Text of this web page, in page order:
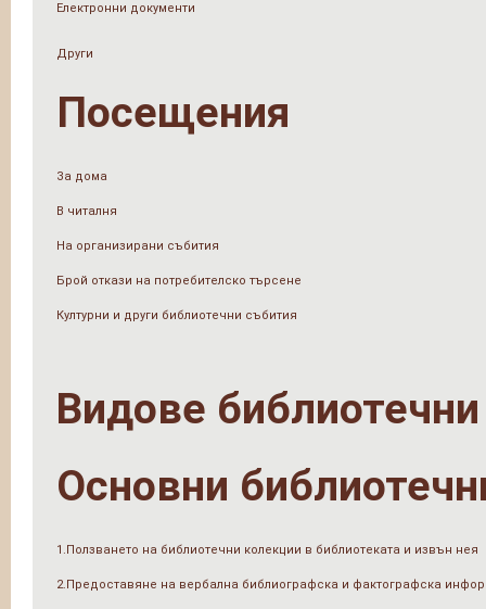
Електронни документи
Други
Посещения
За дома
В читалня
На организирани събития
Брой откази на потребителско търсене
Културни и други библиотечни събития
Видове библиотечни
Основни
1.Ползването на библиотечни колекции в библиотеката и извън нея
2.Предоставяне на вербална библиографска и фактографска